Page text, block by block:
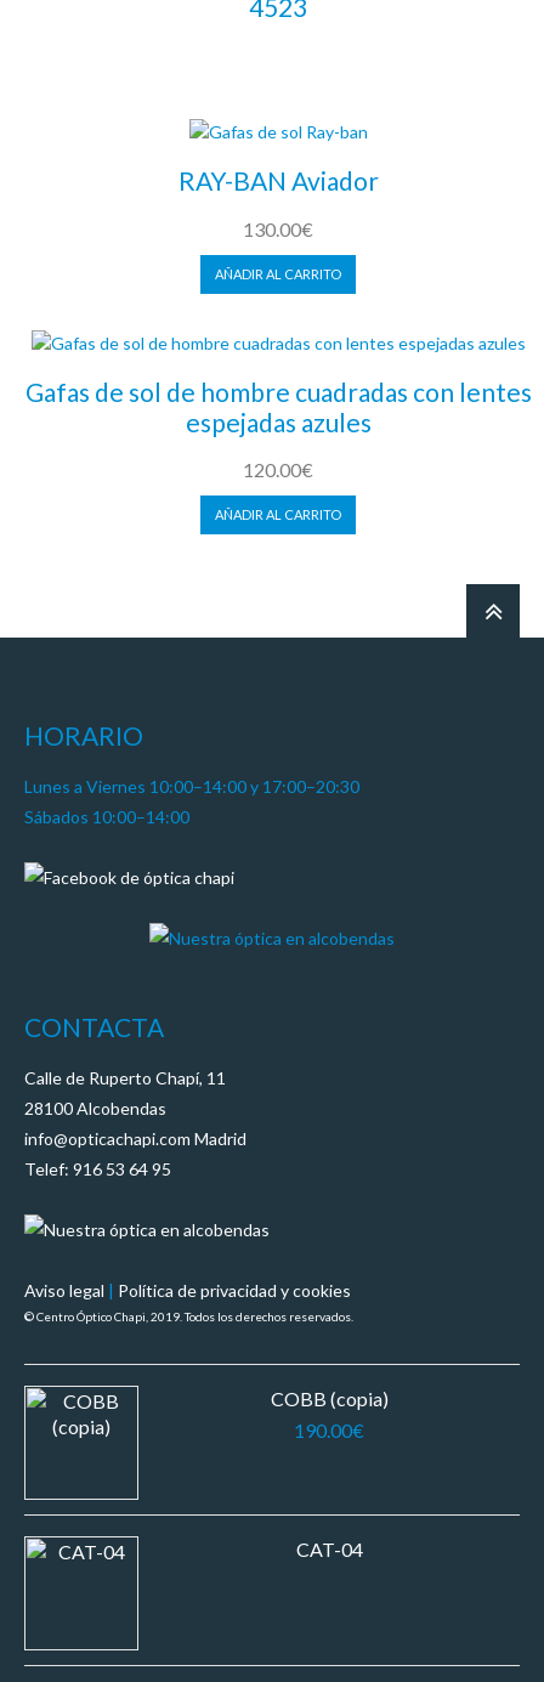
4523
RAY-BAN Aviador
130.00€
AÑADIR AL CARRITO
Gafas de sol de hombre cuadradas con lentes
espejadas azules
120.00€
AÑADIR AL CARRITO
HORARIO
Lunes a Viernes 10:00–14:00 y 17:00–20:30
Sábados 10:00–14:00
CONTACTA
Calle de Ruperto Chapí, 11
28100 Alcobendas
info@opticachapi.com Madrid
Telef: 916 53 64 95
Aviso legal | Política de privacidad y cookies
© Centro Óptico Chapi, 2019. Todos los derechos reservados.
COBB (copia)
190.00€
CAT-04